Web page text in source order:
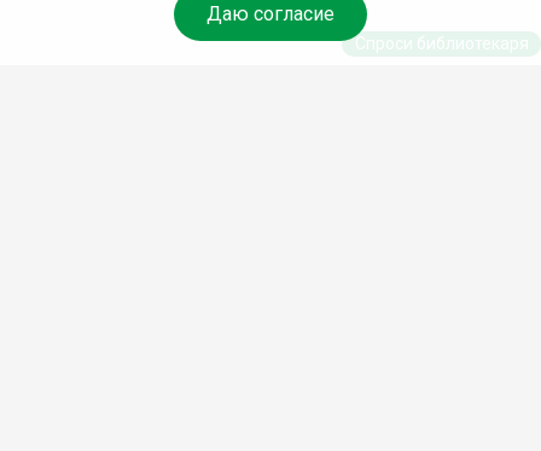
Даю согласие
Спроси библиотекаря